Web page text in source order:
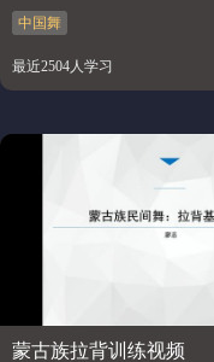
中国舞
最近2504人学习
蒙古族拉背训练视频